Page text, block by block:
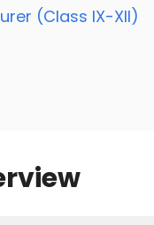
(Class IX-XII)